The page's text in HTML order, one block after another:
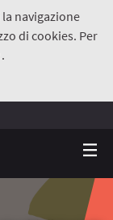
navigazione
di cookies. Per
.